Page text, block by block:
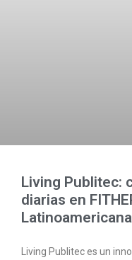
Living Publitec:
diarias en
Living Publitec es un